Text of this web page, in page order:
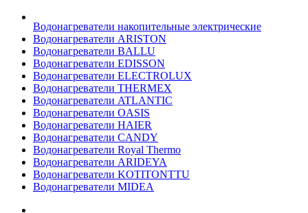
Водонагреватели накопительные электрические
Водонагреватели ARISTON
Водонагреватели BALLU
Водонагреватели EDISSON
Водонагреватели ELECTROLUX
Водонагреватели THERMEX
Водонагреватели ATLANTIC
Водонагреватели OASIS
Водонагреватели HAIER
Водонагреватели CANDY
Водонагреватели Royal Thermo
Водонагреватели ARIDEYA
Водонагреватели KOTITONTTU
Водонагреватели MIDEA